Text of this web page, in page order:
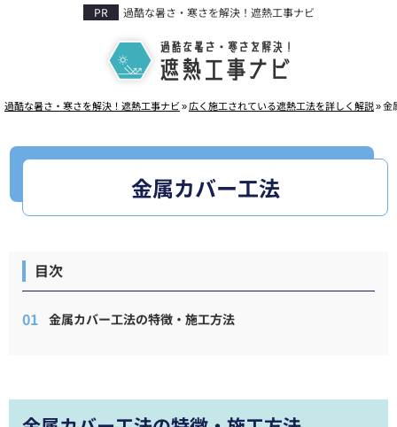
過酷な暑さ・寒さを解決！遮熱工事ナビ
稼働に影響しない
過酷な暑さ・寒さを解決！遮熱工事ナビ»広く施工されている遮熱工法を詳しく解説»金
金属カバー工法
目次
金属カバー工法の特徴・施工方法